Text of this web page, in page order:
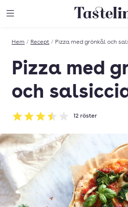
Till Tastelines
Hem / Recept / Pizza med grönkål och
Pizza med
och
Betyg: 3.5 av 5
12 röster